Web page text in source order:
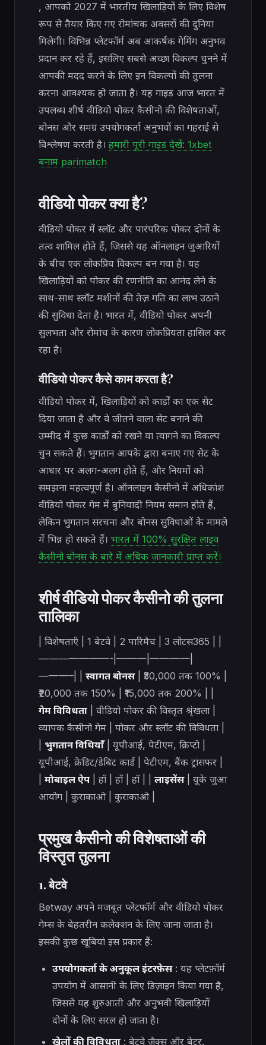
, आपको 2027 में भारतीय खिलाड़ियों के लिए विशेष
रूप से तैयार किए गए रोमांचक अवसरों की दुनिया
मिलेगी। विभिन्न प्लेटफॉर्म अब आकर्षक गेमिंग अनुभव
प्रदान कर रहे हैं, इसलिए सबसे अच्छा विकल्प चुनने में
आपकी मदद करने के लिए इन विकल्पों की तुलना
करना आवश्यक हो जाता है। यह गाइड आज भारत में
उपलब्ध शीर्ष वीडियो पोकर कैसीनो की विशेषताओं,
बोनस और समग्र उपयोगकर्ता अनुभवों का गहराई से
विश्लेषण करती है। हमारी पूरी गाइड देखें: 1xbet
बनाम parimatch
वीडियो पोकर क्या है?
वीडियो पोकर में स्लॉट और पारंपरिक पोकर दोनों के
तत्व शामिल होते हैं, जिससे यह ऑनलाइन जुआरियों
के बीच एक लोकप्रिय विकल्प बन गया है। यह
खिलाड़ियों को पोकर की रणनीति का आनंद लेने के
साथ-साथ स्लॉट मशीनों की तेज़ गति का लाभ उठाने
की सुविधा देता है। भारत में, वीडियो पोकर अपनी
सुलभता और रोमांच के कारण लोकप्रियता हासिल कर
रहा है।
वीडियो पोकर कैसे काम करता है?
वीडियो पोकर में, खिलाड़ियों को कार्डों का एक सेट
दिया जाता है और वे जीतने वाला सेट बनाने की
उम्मीद में कुछ कार्डों को रखने या त्यागने का विकल्प
चुन सकते हैं। भुगतान आपके द्वारा बनाए गए सेट के
आधार पर अलग-अलग होते हैं, और नियमों को
समझना महत्वपूर्ण है। ऑनलाइन कैसीनो में अधिकांश
वीडियो पोकर गेम में बुनियादी नियम समान होते हैं,
लेकिन भुगतान संरचना और बोनस सुविधाओं के मामले
में भिन्न हो सकते हैं। भारत में 100% सुरक्षित लाइव
कैसीनो बोनस के बारे में अधिक जानकारी प्राप्त करें।
शीर्ष वीडियो पोकर कैसीनो की तुलना
तालिका
| विशेषताएँ | 1 बेटवे | 2 पारिमैच | 3 लोटस365 | |
———————-|———|————|
———–| | स्वागत बोनस| ₹30,000 तक 100% |
₹20,000 तक 150% | ₹15,000 तक 200% | |
गेम विविधता | वीडियो पोकर की विस्तृत श्रृंखला |
व्यापक कैसीनो गेम | पोकर और स्लॉट की विविधता |
भुगतान विधियाँ| यूपीआई, पेटीएम, क्रिप्टो |
यूपीआई, क्रेडिट/डेबिट कार्ड | पेटीएम, बैंक ट्रांसफर |
मोबाइल ऐप | हाँ | हाँ | हाँ | | लाइसेंस| यूके जुआ
आयोग | कुराकाओ | कुराकाओ |
प्रमुख कैसीनो की विशेषताओं की
विस्तृत तुलना
1. बेटवे
Betway अपने मजबूत प्लेटफॉर्म और वीडियो पोकर
गेम्स के बेहतरीन कलेक्शन के लिए जाना जाता है।
इसकी कुछ खूबियां इस प्रकार हैं:
उपयोगकर्ता के अनुकूल इंटरफ़ेस: यह प्लेटफ़ॉर्म
उपयोग में आसानी के लिए डिज़ाइन किया गया है,
जिससे यह शुरुआती और अनुभवी खिलाड़ियों
दोनों के लिए सरल हो जाता है।
खेलों की विविधता: बेटवे जैक्स ऑर बेटर,